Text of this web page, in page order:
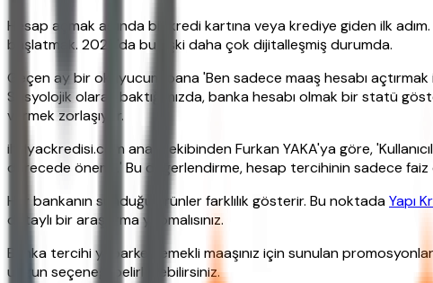
Hesap açmak aslında bir kredi kartına veya krediye giden ilk
başlatmak. 2026'da bu ilişki daha çok dijitalleşmiş durumda.
Geçen ay bir okuyucum bana 'Ben sadece maaş hesabı
Sosyolojik olarak baktığımızda, banka hesabı olmak bir statü
vermek zorlaşıyor.
ihtiyackredisi.com analiz ekibinden Furkan YAKA'ya göre,
derecede önemli.' Bu değerlendirme, hesap tercihinin sadece
Her bankanın sunduğu ürünler farklılık gösterir. Bu noktadaYapı
detaylı bir araştırma yapmalısınız.
Banka tercihi yaparken emekli maaşınız için sunulan
uygun seçeneği belirleyebilirsiniz.